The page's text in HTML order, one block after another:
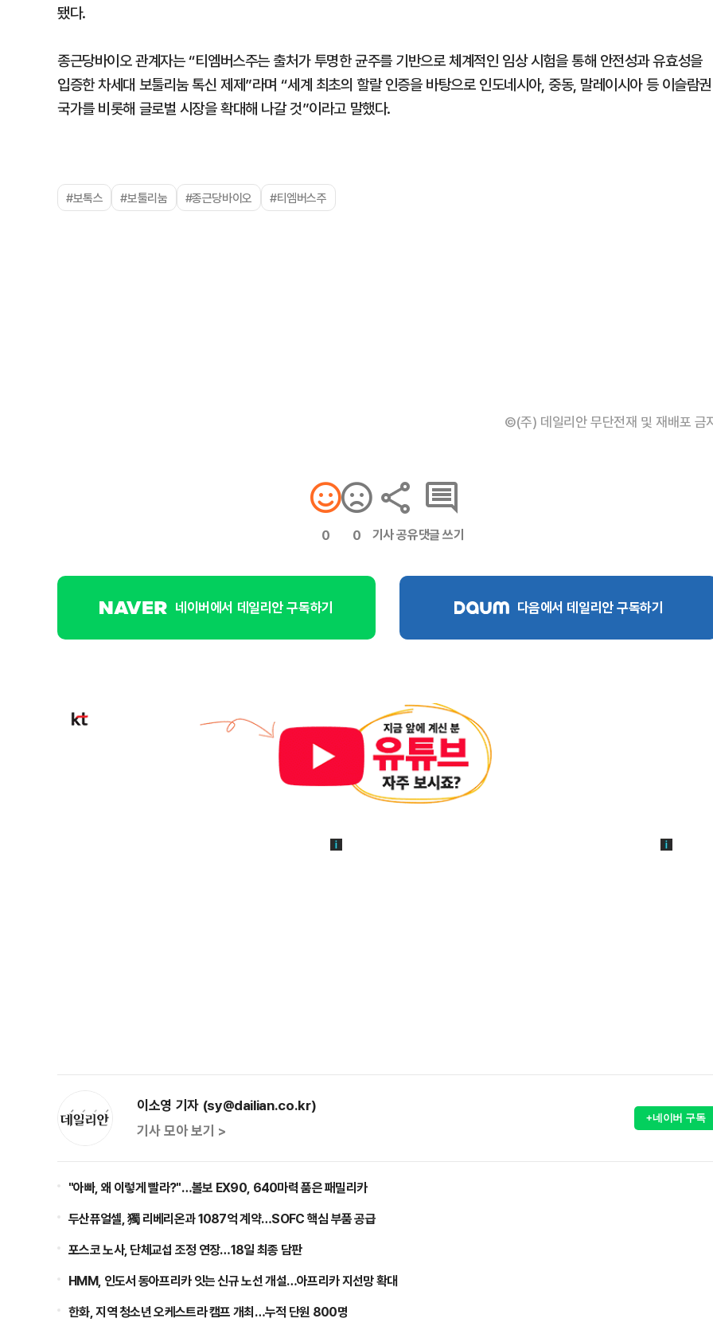
됐다.
종근당바이오 관계자는 “티엠버스주는 출처가 투명한 균주를 기반으로 체계적인 임상 시험을 통해 안전성과 유효성을
입증한 차세대 보툴리눔 톡신 제제”라며 “세계 최초의 할랄 인증을 바탕으로 인도네시아, 중동, 말레이시아 등 이슬람권
국가를 비롯해 글로벌 시장을 확대해 나갈 것”이라고 말했다.
#보톡스 #보툴리눔 #종근당바이오 #티엠버스주
©(주) 데일리안 무단전재 및 재배포 금
0 0 기사 공유댓글 쓰기
네이버에서 데일리안 구독하기 다음에서 데일리안 구독하기
이소영 기자 (sy@dailian.co.kr)
기사 모아 보기 >
+네이버 구독
"아빠, 왜 이렇게 빨라?"…볼보 EX90, 640마력 품은 패밀리카
두산퓨얼셀, 獨 리베리온과 1087억 계약…SOFC 핵심 부품 공급
포스코 노사, 단체교섭 조정 연장…18일 최종 담판
HMM, 인도서 동아프리카 잇는 신규 노선 개설…아프리카 지선망 확대
한화, 지역 청소년 오케스트라 캠프 개최…누적 단원 800명